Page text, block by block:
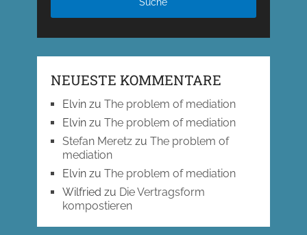
NEUESTE KOMMENTARE
Elvinzu The problem of mediation
Elvinzu The problem of mediation
Stefan Meretzzu The problem of
mediation
Elvinzu The problem of mediation
Wilfried zu Die Vertragsform
kompostieren